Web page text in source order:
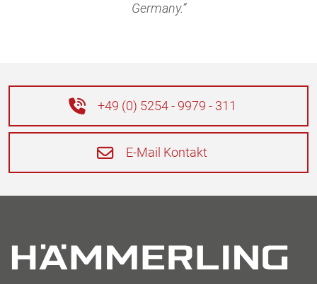
Germany.”
+49 (0) 5254 - 9979 - 311
E-Mail Kontakt